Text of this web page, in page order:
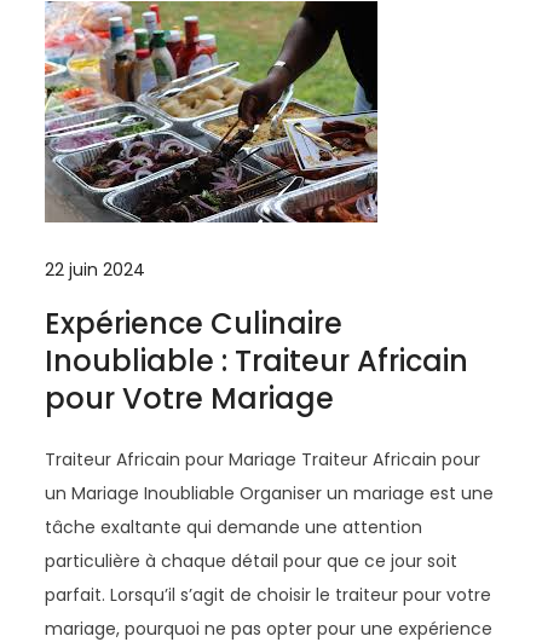
22 juin 2024
Expérience Culinaire
Inoubliable : Traiteur Africain
pour Votre Mariage
Traiteur Africain pour Mariage Traiteur Africain pour
un Mariage Inoubliable Organiser un mariage est une
tâche exaltante qui demande une attention
particulière à chaque détail pour que ce jour soit
parfait. Lorsqu’il s’agit de choisir le traiteur pour votre
mariage, pourquoi ne pas opter pour une expérience